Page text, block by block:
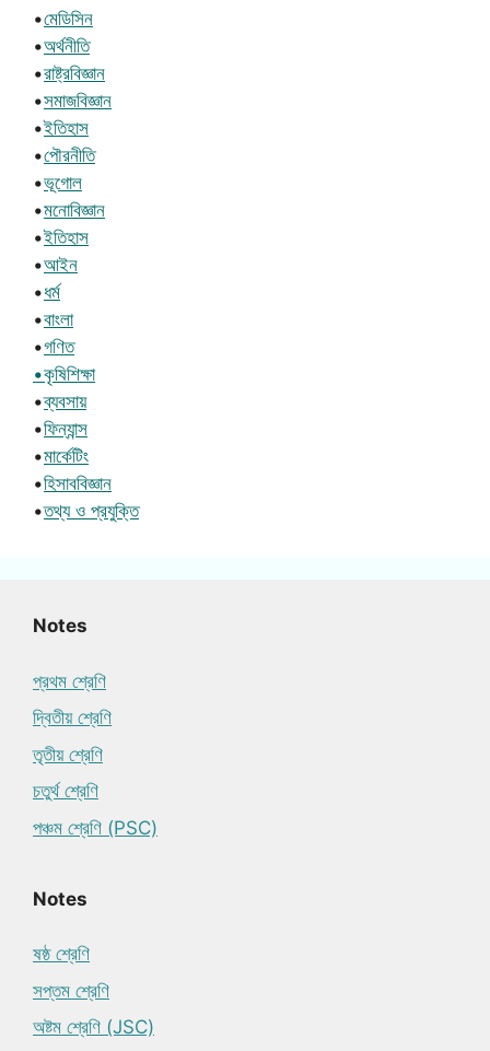
•মেডিসিন
•অর্থনীতি
•রাষ্ট্রবিজ্ঞান
•সমাজবিজ্ঞান
•ইতিহাস
•পৌরনীতি
•ভূগোল
•মনোবিজ্ঞান
•ইতিহাস
•আইন
•ধর্ম
•বাংলা
•গণিত
•কৃষিশিক্ষা
•ব্যবসায়
•ফিন্যান্স
•মার্কেটিং
•হিসাববিজ্ঞান
•তথ্য ও প্রযুক্তি
Notes
প্রথম শ্রেণি
দ্বিতীয় শ্রেণি
তৃতীয় শ্রেণি
চতুর্থ শ্রেণি
পঞ্চম শ্রেণি (PSC)
Notes
ষষ্ঠ শ্রেণি
সপ্তম শ্রেণি
অষ্টম শ্রেণি (JSC)